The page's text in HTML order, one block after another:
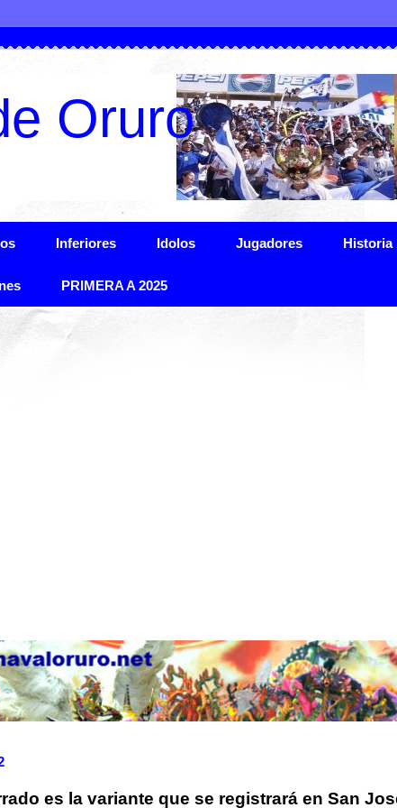
Oruro
Inferiores Idolos Jugadores Historia
PRIMERA A 2025
es la variante que se registrará en San